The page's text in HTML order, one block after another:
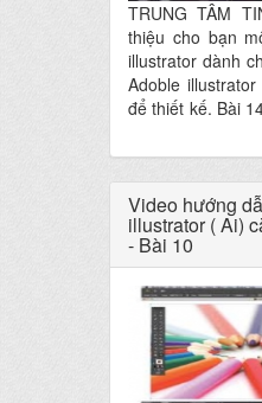
TRUNG TÂM
thiệu cho bạn
illustrator dành
Adoble
để thiết kế. Bài
Video hướng
illustrator ( Ai)
- Bài 10